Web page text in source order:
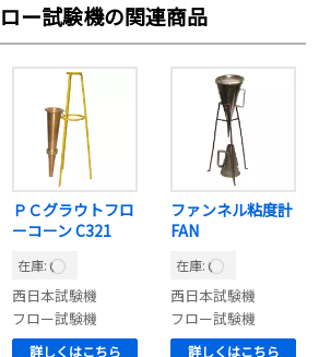
ー試験機の関連商品
ＰＣグラウトフロ
ーコーン C321
在庫:
西日本試験機
フロー試験機
詳しくはこちら
ファンネル粘度計
FAN
在庫:
西日本試験機
フロー試験機
詳しくはこちら